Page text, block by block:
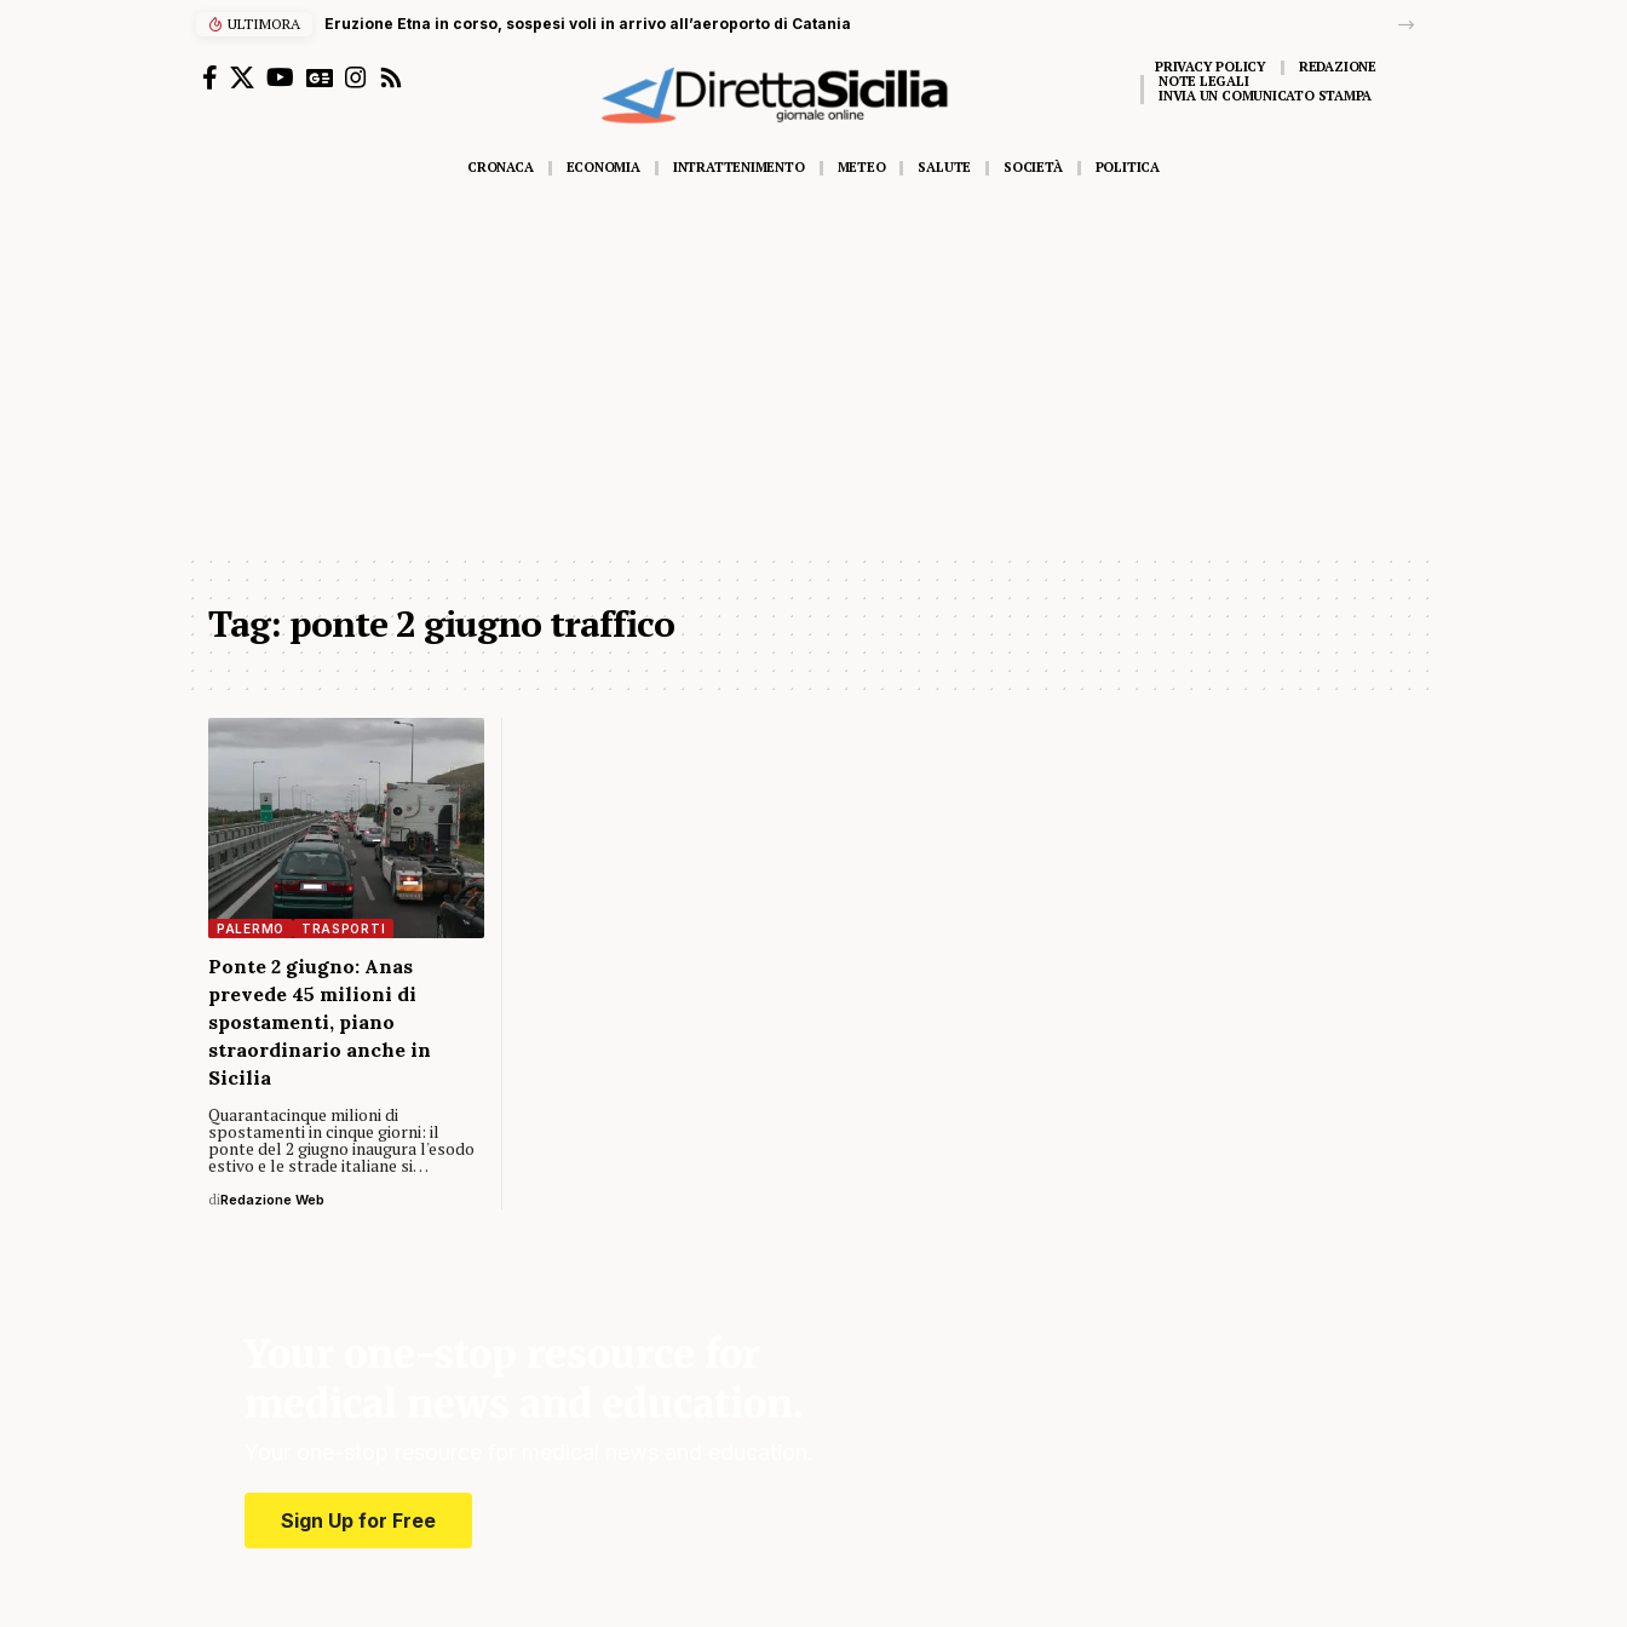
ULTIMORA Eruzione Etna in corso, sospesi voli in arrivo all’aeroporto di Catania
PRIVACY POLICY
REDAZIONE
NOTE LEGALI
INVIA UN COMUNICATO STAMPA
CRONACA ECONOMIA INTRATTENIMENTO METEO SALUTE SOCIETÀ POLITICA
Tag:ponte 2 giugno traffico
PALERMO TRASPORTI
Ponte 2 giugno: Anas
prevede 45 milioni di
spostamenti, piano
straordinario anche in
Sicilia
Quarantacinque milioni di
spostamenti in cinque giorni: il
ponte del 2 giugno inaugura l'esodo
estivo e le strade italiane si…
diRedazione Web
Sign Up for Free